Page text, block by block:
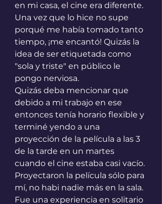
en mi casa, el cine era diferente.
Una vez que lo hice no supe
porqué me había tomado tanto
tiempo, ¡me encantó! Quizás la
idea de ser etiquetada como
"sola y triste" en público le
pongo nerviosa.
Quizás deba mencionar que
debido a mi trabajo en ese
entonces tenía horario flexible y
terminé yendo a una
proyección de la película a las 3
de la tarde en un martes
cuando el cine estaba casi vacío.
Proyectaron la película sólo para
mí, no habi nadie más en la sala.
Fue una experiencia en solitario